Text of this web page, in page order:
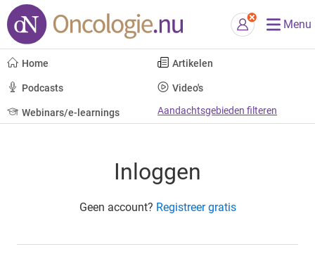
Menu
Home Artikelen
Podcasts Video's
Webinars/e-learnings Aandachtsgebieden filteren
Inloggen
Geen account? Registreer gratis